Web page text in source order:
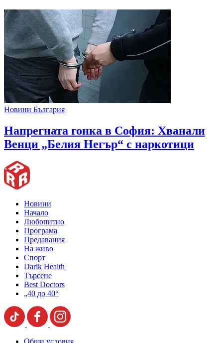
Новини България
Напрегната гонка в София: Хванали
Венци „Белия Негър“ с наркотици
Новини
Начало
Любопитно
Програма
Предавания
На живо
Спорт
Darik Health
Търсене
Best Doctors
„40 до 40“
Общи условия